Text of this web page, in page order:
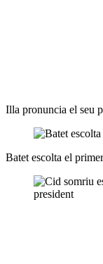
Illa pronuncia el seu
Batet escolta el